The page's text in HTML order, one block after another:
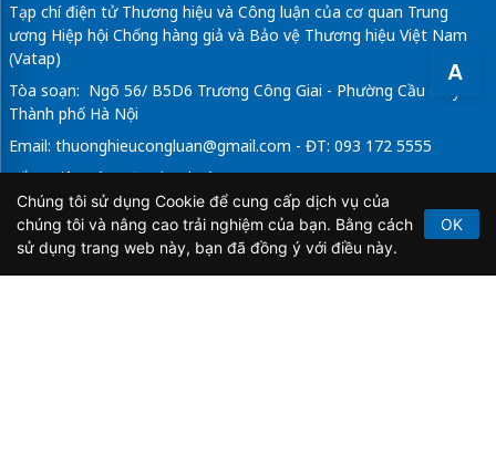
A
Tạp chí điện tử Thương hiệu và Công luận của cơ quan Trung
ương Hiệp hội Chống hàng giả và Bảo vệ Thương hiệu Việt Nam
(Vatap)
Tòa soạn: Ngõ 56/ B5D6 Trương Công Giai - Phường Cầu Giấy -
Thành phố Hà Nội
Email: thuonghieucongluan@gmail.com - ĐT: 093 172 5555
Tổng Biên Tập: Vũ Đức Thuận
Giấy phép hoạt động báo chí điện tử số 64/GP-BTTTT do Bộ
Thông tin và Truyền thông cấp ngày 21/2/2020.
Chúng tôi sử dụng Cookie để cung cấp dịch vụ của
chúng tôi và nâng cao trải nghiệm của bạn. Bằng cách
sử dụng trang web này, bạn đã đồng ý với điều này.
OK